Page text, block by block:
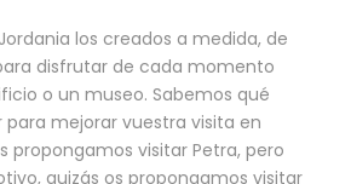
los creados a medida, de
disfrutar de cada momento
o un museo. Sabemos qué
para mejorar vuestra visita en
propongamos visitar Petra, pero
quizás os propongamos visitar